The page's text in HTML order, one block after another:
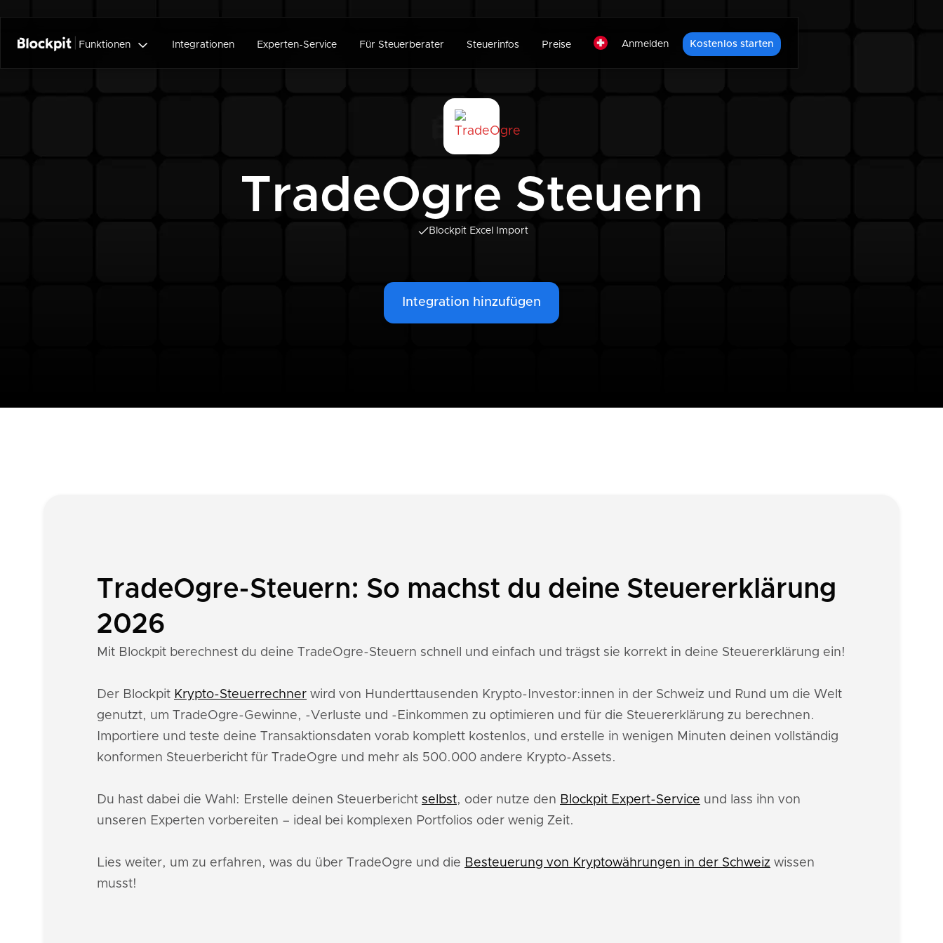
Funktionen  Integrationen Experten-Service Für Steuerberater Steuerinfos Preise Anmelden Kostenlos starten
TradeOgre Steuern
Blockpit Excel Import
Integration hinzufügen
TradeOgre-Steuern: So machst du deine Steuererklärung
2026
Mit Blockpit berechnest du deine TradeOgre-Steuern schnell und einfach und trägst sie korrekt in deine Steuererklärung ein!
Der Blockpit Krypto-Steuerrechner wird von Hunderttausenden Krypto-Investor:innen in der Schweiz und Rund um die Welt
genutzt, um TradeOgre-Gewinne, -Verluste und -Einkommen zu optimieren und für die Steuererklärung zu berechnen.
Importiere und teste deine Transaktionsdaten vorab komplett kostenlos, und erstelle in wenigen Minuten deinen vollständig
konformen Steuerbericht für TradeOgre und mehr als 500.000 andere Krypto-Assets.
Du hast dabei die Wahl: Erstelle deinen Steuerbericht selbst, oder nutze den Blockpit Expert-Service und lass ihn von
unseren Experten vorbereiten – ideal bei komplexen Portfolios oder wenig Zeit.
Lies weiter, um zu erfahren, was du über TradeOgre und die Besteuerung von Kryptowährungen in der Schweiz wissen
musst!